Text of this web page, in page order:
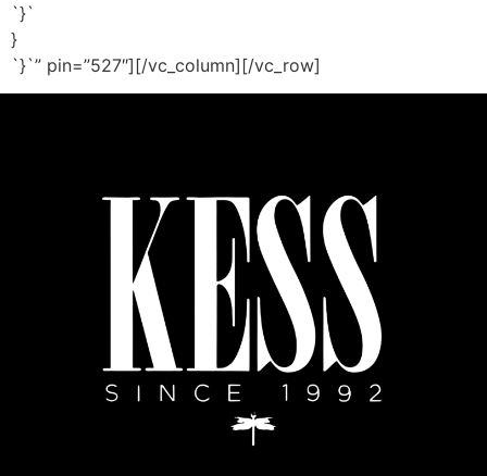
`}`
}
`}`” pin=”527″][/vc_column][/vc_row]